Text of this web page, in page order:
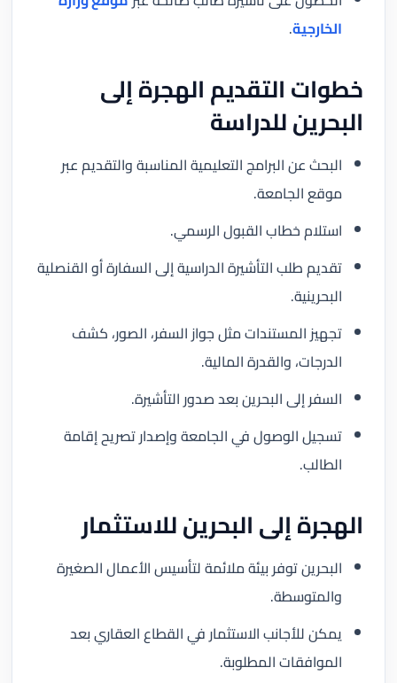
الخارجية.
خطوات التقديم الهجرة إلى
البحرين للدراسة
البحث عن البرامج التعليمية المناسبة والتقديم عبر
موقع الجامعة.
استلام خطاب القبول الرسمي.
تقديم طلب التأشيرة الدراسية إلى السفارة أو القنصلية
البحرينية.
تجهيز المستندات مثل جواز السفر، الصور، كشف
الدرجات، والقدرة المالية.
السفر إلى البحرين بعد صدور التأشيرة.
تسجيل الوصول في الجامعة وإصدار تصريح إقامة
الطالب.
الهجرة إلى البحرين للاستثمار
البحرين توفر بيئة ملائمة لتأسيس الأعمال الصغيرة
والمتوسطة.
يمكن للأجانب الاستثمار في القطاع العقاري بعد
الموافقات المطلوبة.